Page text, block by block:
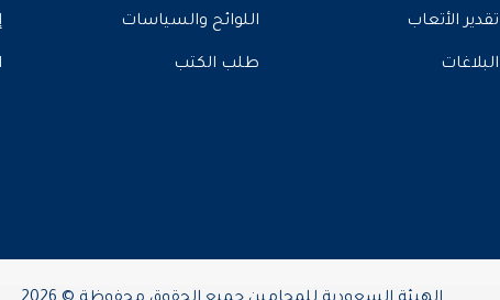
تقدير الأتعاب
البلاغات
اللوائح والسياسات
طلب الكتب